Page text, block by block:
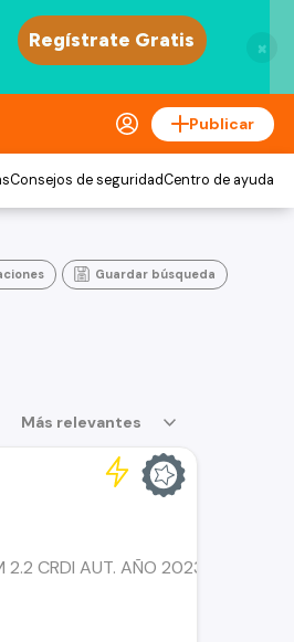
×
Publicar
Consejos de seguridadCentro de ayuda
Guardar búsqueda
Más relevantes
CRDI AUT. AÑO 2023, 2